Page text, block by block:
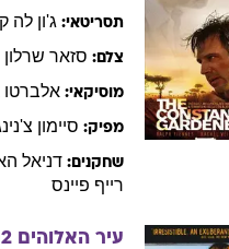
תסריטאי: ג'ון לה
צלם: סזאר שרלון
מוסיקאי: אלברטו
מפיק: סיימון
שחקנים: דניאל
רייף פיינס
עיר האלוהים